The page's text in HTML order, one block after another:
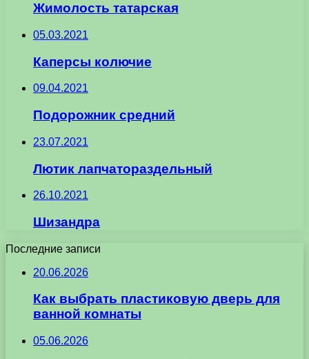
Жимолость татарская
05.03.2021
Каперсы колючие
09.04.2021
Подорожник средний
23.07.2021
Лютик лапчатораздельный
26.10.2021
Шизандра
Последние записи
20.06.2026
Как выбрать пластиковую дверь для
ванной комнаты
05.06.2026